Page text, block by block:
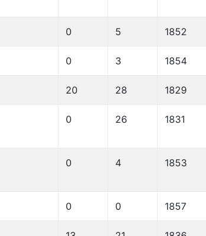
0 5 1852
0 3 1854
20 28 1829
0 26 1831
0 4 1853
0 0 1857